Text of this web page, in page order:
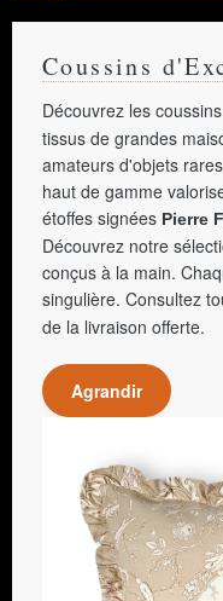
Coussins
Découvrez les
tissus de grandes
amateurs d'objets
haut de gamme
étoffes signées Pierre
Découvrez notre
conçus à la main.
singulière. Consultez
de la livraison offerte.
Agrandir